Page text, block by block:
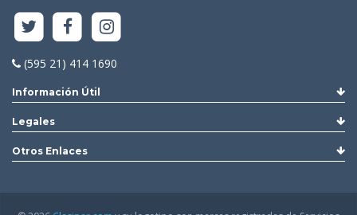
(595 21) 414 1690
Información Útil
Legales
Otros Enlaces